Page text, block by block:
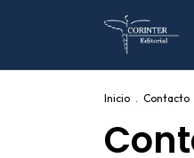
Inicio . Contacto